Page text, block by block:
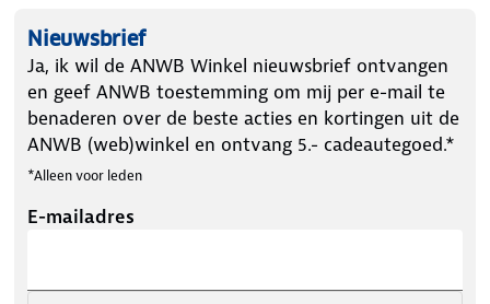
Nieuwsbrief
Ja, ik wil de ANWB Winkel nieuwsbrief ontvangen
en geef ANWB toestemming om mij per e-mail te
benaderen over de beste acties en kortingen uit de
ANWB (web)winkel en ontvang 5.- cadeautegoed.*
*Alleen voor leden
E-mailadres